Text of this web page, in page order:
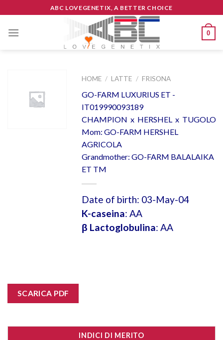
to
content
ABC LOVEGENETIX, A BETTER CHOICE
0
HOME / LATTE / FRISONA
GO-FARM LUXURIUS ET -
IT019990093189
CHAMPION x HERSHEL x TUGOLO
Mom: GO-FARM HERSHEL
AGRICOLA
Grandmother: GO-FARM BALALAIKA
ET TM
Date of birth: 03-May-04
K-caseina: AA
β Lactoglobulina: AA
SCARICA PDF
INDICI DI MERITO